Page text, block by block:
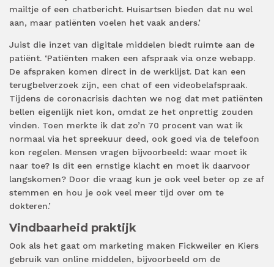
mailtje of een chatbericht. Huisartsen bieden dat nu wel
aan, maar patiënten voelen het vaak anders.’
Juist die inzet van digitale middelen biedt ruimte aan de
patiënt. ‘Patiënten maken een afspraak via onze webapp.
De afspraken komen direct in de werklijst. Dat kan een
terugbelverzoek zijn, een chat of een videobelafspraak.
Tijdens de coronacrisis dachten we nog dat met patiënten
bellen eigenlijk niet kon, omdat ze het onprettig zouden
vinden. Toen merkte ik dat zo’n 70 procent van wat ik
normaal via het spreekuur deed, ook goed via de telefoon
kon regelen. Mensen vragen bijvoorbeeld: waar moet ik
naar toe? Is dit een ernstige klacht en moet ik daarvoor
langskomen? Door die vraag kun je ook veel beter op ze af
stemmen en hou je ook veel meer tijd over om te
dokteren.’
Vindbaarheid praktijk
Ook als het gaat om marketing maken Fickweiler en Kiers
gebruik van online middelen, bijvoorbeeld om de